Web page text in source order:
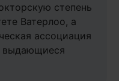
степень
Ватерлоо, а
ассоциация
выдающиеся